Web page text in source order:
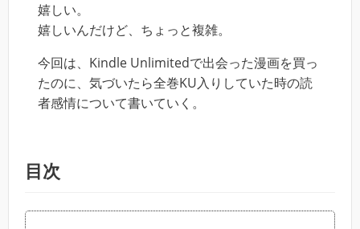
嬉しい。
嬉しいんだけど、ちょっと複雑。
今回は、Kindle Unlimitedで出会った漫画を買っ
たのに、気づいたら全巻KU入りしていた時の読
者感情について書いていく。
目次